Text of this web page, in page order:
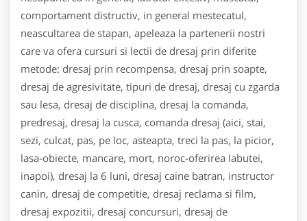
comportament distructiv, in general mestecatul,
neascultarea de stapan, apeleaza la partenerii nostri
care va ofera cursuri si lectii de dresaj prin diferite
metode: dresaj prin recompensa, dresaj prin soapte,
dresaj de agresivitate, tipuri de dresaj, dresaj cu zgarda
sau lesa, dresaj de disciplina, dresaj la comanda,
predresaj, dresaj la cusca, comanda dresaj (aici, stai,
sezi, culcat, pas, pe loc, asteapta, treci la pas, la picior,
lasa-obiecte, mancare, mort, noroc-oferirea labutei,
inapoi), dresaj la 6 luni, dresaj caine batran, instructor
canin, dresaj de competitie, dresaj reclama si film,
dresaj expozitii, dresaj concursuri, dresaj de